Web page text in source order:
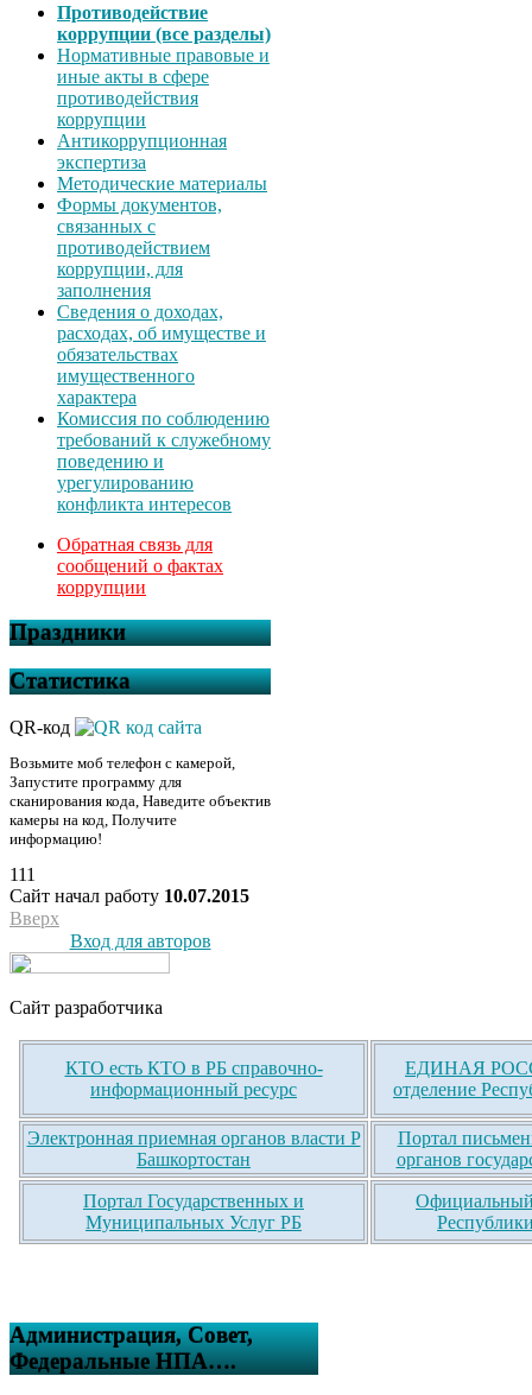
Противодействие
коррупции (все разделы)
Нормативные правовые и
иные акты в сфере
противодействия
коррупции
Антикоррупционная
экспертиза
Методические материалы
Формы документов,
связанных с
противодействием
коррупции, для
заполнения
Сведения о доходах,
расходах, об имуществе и
обязательствах
имущественного
характера
Комиссия по соблюдению
требований к служебному
поведению и
урегулированию
конфликта интересов
Обратная связь для
сообщений о фактах
коррупции
Праздники
Статистика
QR-код
Возьмите моб телефон с камерой,
Запустите программу для
сканирования кода, Наведите объектив
камеры на код, Получите
информацию!
111
Сайт начал работу 10.07.2015
Вверх
Вход для авторов
Сайт разработчика
КТО есть КТО в РБ справочно-
информационный ресурс
ЕДИНАЯ
отделение
Электронная приемная органов власти Р
Башкортостан
Портал
органов
Портал Государственных и
Муниципальных Услуг РБ
Официальный
Администрация, Совет,
Федеральные НПА….